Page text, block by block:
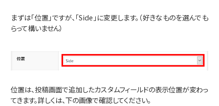
まずは「位置」ですが、「Side」に変更します。（好きなものを選んでも
らって構いません）
位置は、投稿画面で追加したカスタムフィールドの表示位置が変わっ
てきます。詳しくは、下の画像で確認してください。